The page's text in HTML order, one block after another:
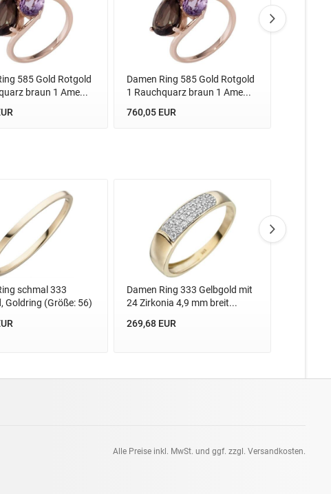
585 Gold Rotgold
braun 1 Ame...
Damen Ring 585 Gold Rotgold
1 Rauchquarz braun 1 Ame...
760,05 EUR
schmal 333
Goldring (Größe: 56)
Damen Ring 333 Gelbgold mit
24 Zirkonia 4,9 mm breit...
269,68 EUR
Alle Preise inkl. MwSt. und ggf. zzgl. Versandkosten.